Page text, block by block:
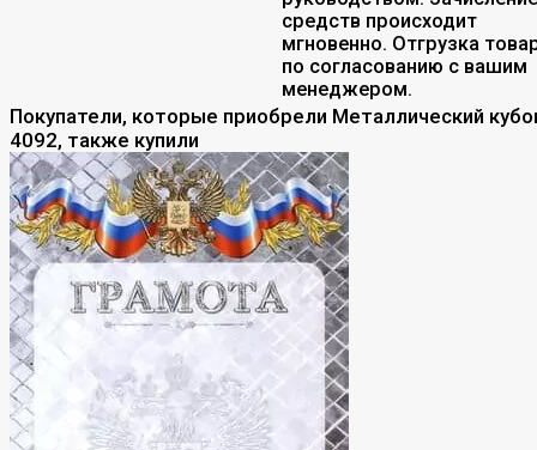
средств происходит
мгновенно. Отгрузка
по согласованию с вашим
менеджером.
Покупатели, которые приобрели Металлический
4092, также купили